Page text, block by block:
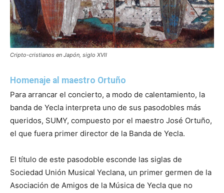
Cripto-cristianos en Japón, siglo XVII
Homenaje al maestro Ortuño
Para arrancar el concierto, a modo de calentamiento, la
banda de Yecla interpreta uno de sus pasodobles más
queridos, SUMY, compuesto por el maestro José Ortuño,
el que fuera primer director de la Banda de Yecla.
El título de este pasodoble esconde las siglas de
Sociedad Unión Musical Yeclana, un primer germen de la
Asociación de Amigos de la Música de Yecla que no